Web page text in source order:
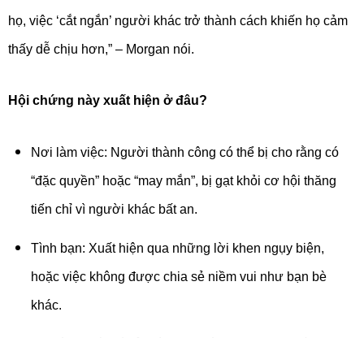
họ, việc ‘cắt ngắn’ người khác trở thành cách khiến họ cảm
thấy dễ chịu hơn,” – Morgan nói.
Hội chứng này xuất hiện ở đâu?
Nơi làm việc: Người thành công có thể bị cho rằng có
“đặc quyền” hoặc “may mắn”, bị gạt khỏi cơ hội thăng
tiến chỉ vì người khác bất an.
Tình bạn: Xuất hiện qua những lời khen ngụy biện,
hoặc việc không được chia sẻ niềm vui như bạn bè
khác.